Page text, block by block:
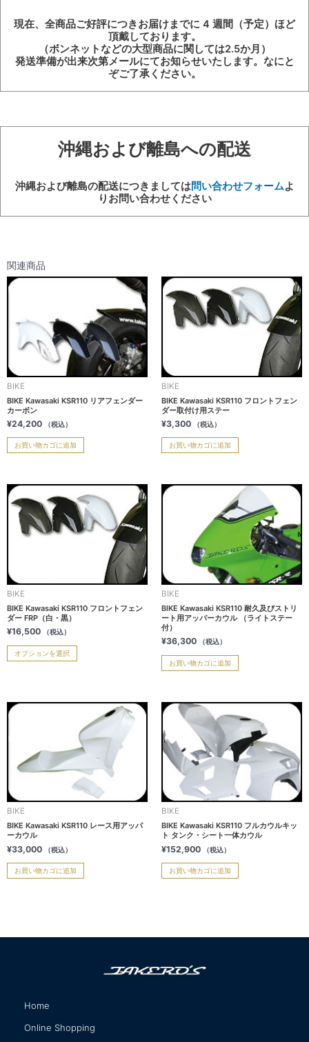
ト
バ
FRP
現在、全商品ご好評につきお届けまでに 4 週間（予定）ほど
頂戴しております。
（ボンネットなどの大型商品に関しては2.5か月）
発送準備が出来次第メールにてお知らせいたします。なにと
ぞご了承ください。
沖縄および離島への配送
沖縄および離島の配送につきましては問い合わせフォームよ
りお問い合わせください
関連商品
BIKE
BIKE Kawasaki KSR110 リアフェンダー
カーボン
¥24,200 （税込）
お買い物カゴに追加
BIKE
BIKE Kawasaki KSR110 フロントフェン
ダー取付け用ステー
¥3,300 （税込）
お買い物カゴに追加
BIKE
BIKE Kawasaki KSR110 フロントフェン
ダー FRP（白・黒）
¥16,500 （税込）
オプションを選択
の
商
品
複
の
リ
ョ
が
あ
ま
す。
プ
択
BIKE
BIKE Kawasaki KSR110 耐久及びストリ
ート用アッパーカウル （ライトステー
付）
¥36,300 （税込）
お買い物カゴに追加
BIKE
BIKE Kawasaki KSR110 レース用アッパ
ーカウル
¥33,000 （税込）
お買い物カゴに追加
BIKE
BIKE Kawasaki KSR110 フルカウルキッ
ト タンク・シート一体カウル
¥152,900 （税込）
お買い物カゴに追加
Home
Online Shopping